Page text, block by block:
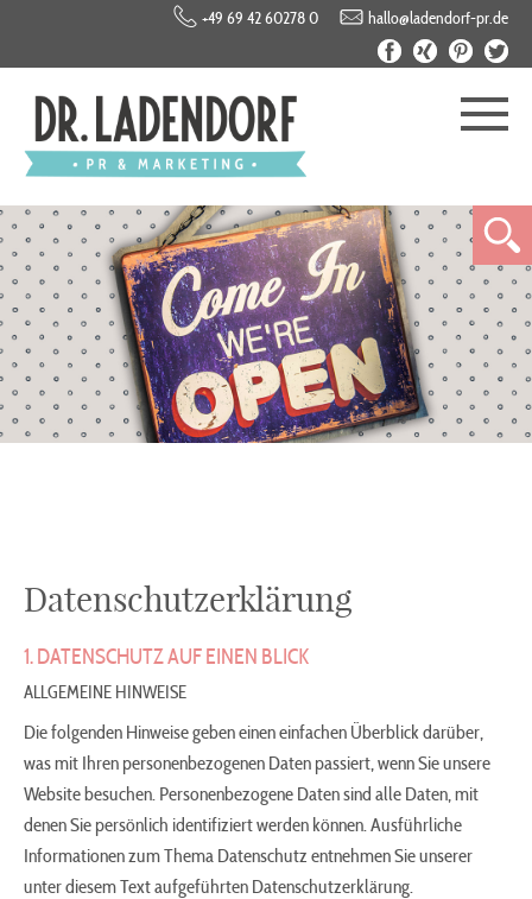
+49 69 42 60278 0 hallo@ladendorf-pr.de
Datenschutzerklärung
1. DATENSCHUTZ AUF EINEN BLICK
ALLGEMEINE HINWEISE
Die folgenden Hinweise geben einen einfachen Überblick darüber,
was mit Ihren personenbezogenen Daten passiert, wenn Sie unsere
Website besuchen. Personenbezogene Daten sind alle Daten, mit
denen Sie persönlich identifiziert werden können. Ausführliche
Informationen zum Thema Datenschutz entnehmen Sie unserer
unter diesem Text aufgeführten Datenschutzerklärung.